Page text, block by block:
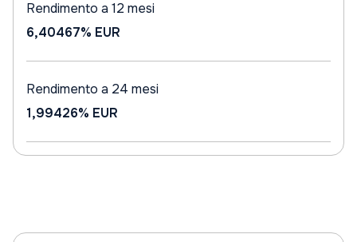
Rendimento a 12 mesi
6,40467% EUR
Rendimento a 24 mesi
1,99426% EUR